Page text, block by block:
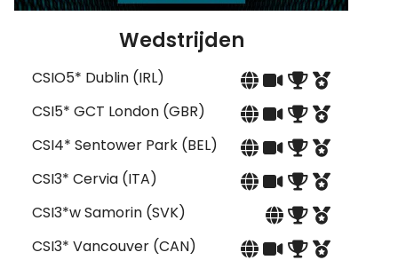
Wedstrijden
CSIO5* Dublin (IRL)
CSI5* GCT London (GBR)
CSI4* Sentower Park (BEL)
CSI3* Cervia (ITA)
CSI3*w Samorin (SVK)
CSI3* Vancouver (CAN)